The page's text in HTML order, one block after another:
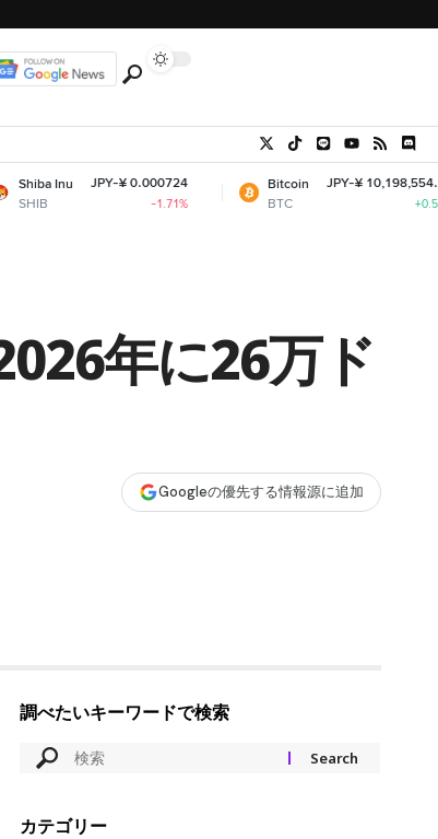
JPY-¥ 0.000724
Bitcoin
BTC
JPY-¥ 10,198,554.56
年に26万ド
Googleの優先する情報源に追加
調べたいキーワードで検索
カテゴリー